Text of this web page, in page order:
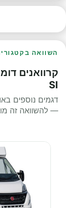
השוואה
קרוואנים
SI
דגמים נוספים
— להשוואה זה